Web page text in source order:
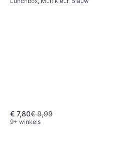
€ 7,80€ 9,99
9+ winkels